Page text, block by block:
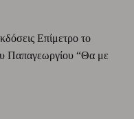
Επίμετρο το
Παπαγεωργίου “Θα με